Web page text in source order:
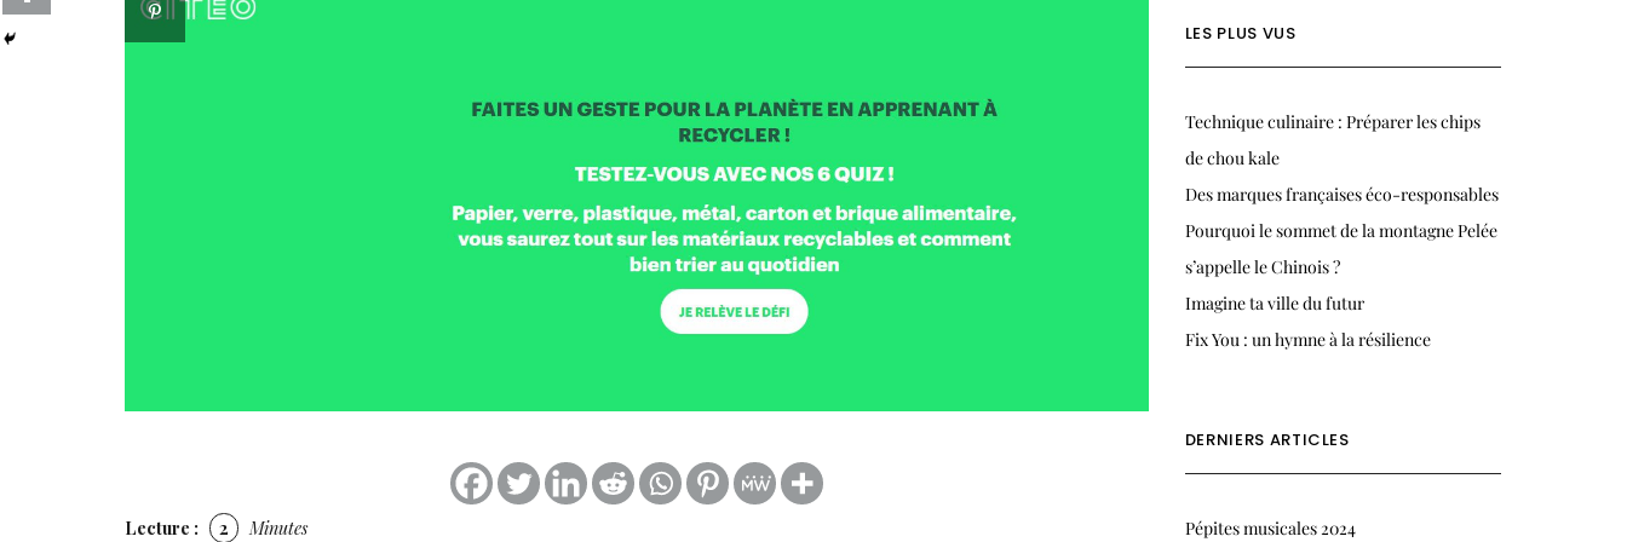
Lecture : 2 Minutes
LES PLUS VUS
Technique culinaire : Préparer les chips
de chou kale
Des marques françaises éco-responsables
Pourquoi le sommet de la montagne Pelée
s’appelle le Chinois ?
Imagine ta ville du futur
Fix You : un hymne à la résilience
DERNIERS ARTICLES
Pépites musicales 2024